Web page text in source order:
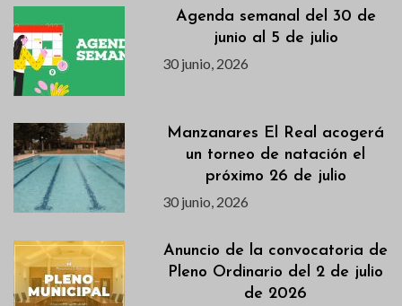
Agenda semanal del 30 de
junio al 5 de julio
30 junio, 2026
Manzanares El Real acogerá
un torneo de natación el
próximo 26 de julio
30 junio, 2026
Anuncio de la convocatoria de
Pleno Ordinario del 2 de julio
de 2026